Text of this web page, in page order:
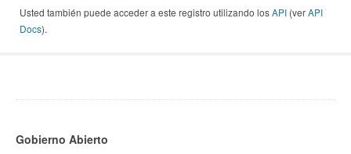
Usted también puede acceder a este registro utilizando losAPI (verAPI
Docs).
Gobierno Abierto